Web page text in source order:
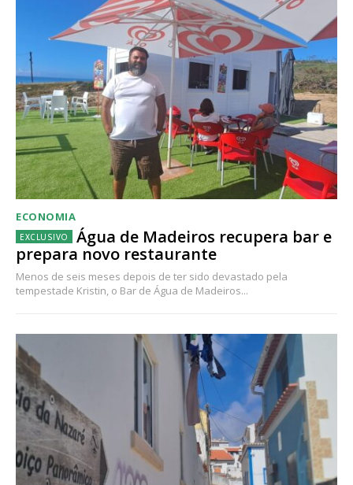
ECONOMIA
Água de Madeiros recupera bar e
prepara novo restaurante
Menos de seis meses depois de ter sido devastado pela
tempestade Kristin, o Bar de Água de Madeiros...